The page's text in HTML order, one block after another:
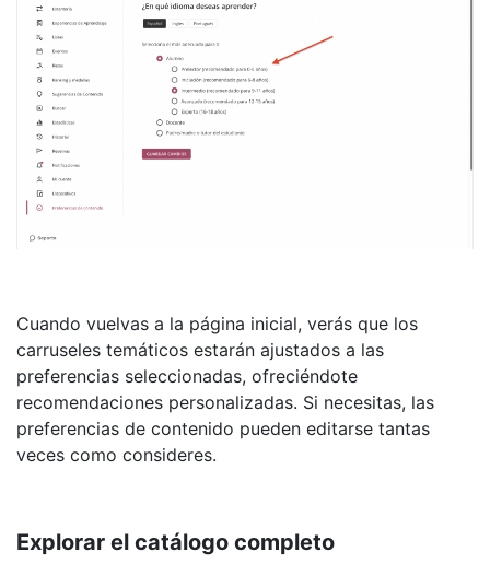
Cuando vuelvas a la página inicial, verás que los
carruseles temáticos estarán ajustados a las
preferencias seleccionadas, ofreciéndote
recomendaciones personalizadas. Si necesitas, las
preferencias de contenido pueden editarse tantas
veces como consideres.
Explorar el catálogo completo